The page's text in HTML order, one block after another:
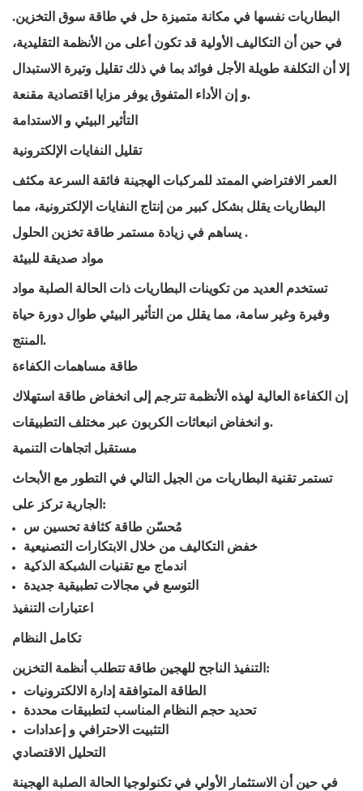
البطاريات نفسها في مكانة متميزة حل في طاقة سوق التخزين.
في حين أن التكاليف الأولية قد تكون أعلى من الأنظمة التقليدية،
إلا أن التكلفة طويلة الأجل فوائد بما في ذلك تقليل وتيرة الاستبدال
وإن الأداء المتفوق يوفر مزايا اقتصادية مقنعة.
التأثير البيئي و الاستدامة
تقليل النفايات الإلكترونية
العمر الافتراضي الممتد للمركبات الهجينة فائقة السرعة مكثف
البطاريات يقلل بشكل كبير من إنتاج النفايات الإلكترونية، مما
يساهم في زيادة مستمر طاقة تخزين الحلول
.
مواد صديقة للبيئة
تستخدم العديد من تكوينات البطاريات ذات الحالة الصلبة مواد
وفيرة وغير سامة، مما يقلل من التأثير البيئي طوال دورة حياة
المنتج.
طاقة مساهمات الكفاءة
إن الكفاءة العالية لهذه الأنظمة تترجم إلى انخفاض طاقة استهلاك
وانخفاض انبعاثات الكربون عبر مختلف التطبيقات.
مستقبل اتجاهات التنمية
تستمر تقنية البطاريات من الجيل التالي في التطور مع الأبحاث
الجارية تركز على:
مُحسّن طاقة كثافة تحسين س
خفض التكاليف من خلال الابتكارات التصنيعية
اندماج مع تقنيات الشبكة الذكية
التوسع في مجالات تطبيقية جديدة
اعتبارات التنفيذ
تكامل النظام
التنفيذ الناجح للهجين طاقة
تتطلب أنظمة التخزين:
الطاقة المتوافقة إدارة الالكترونيات
تحديد حجم النظام المناسب لتطبيقات محددة
التثبيت الاحترافي و إعدادات
التحليل الاقتصادي
في حين أن الاستثمار الأولي في تكنولوجيا الحالة الصلبة الهجينة